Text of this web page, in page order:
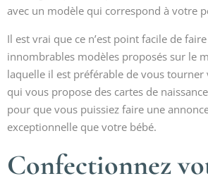
avec un modèle qui correspond à votre
Il est vrai que ce n’est point facile de
innombrables modèles proposés sur le
laquelle il est préférable de vous tourner
qui vous propose des cartes de
pour que vous puissiez faire une
exceptionnelle que votre bébé.
Confectionnez